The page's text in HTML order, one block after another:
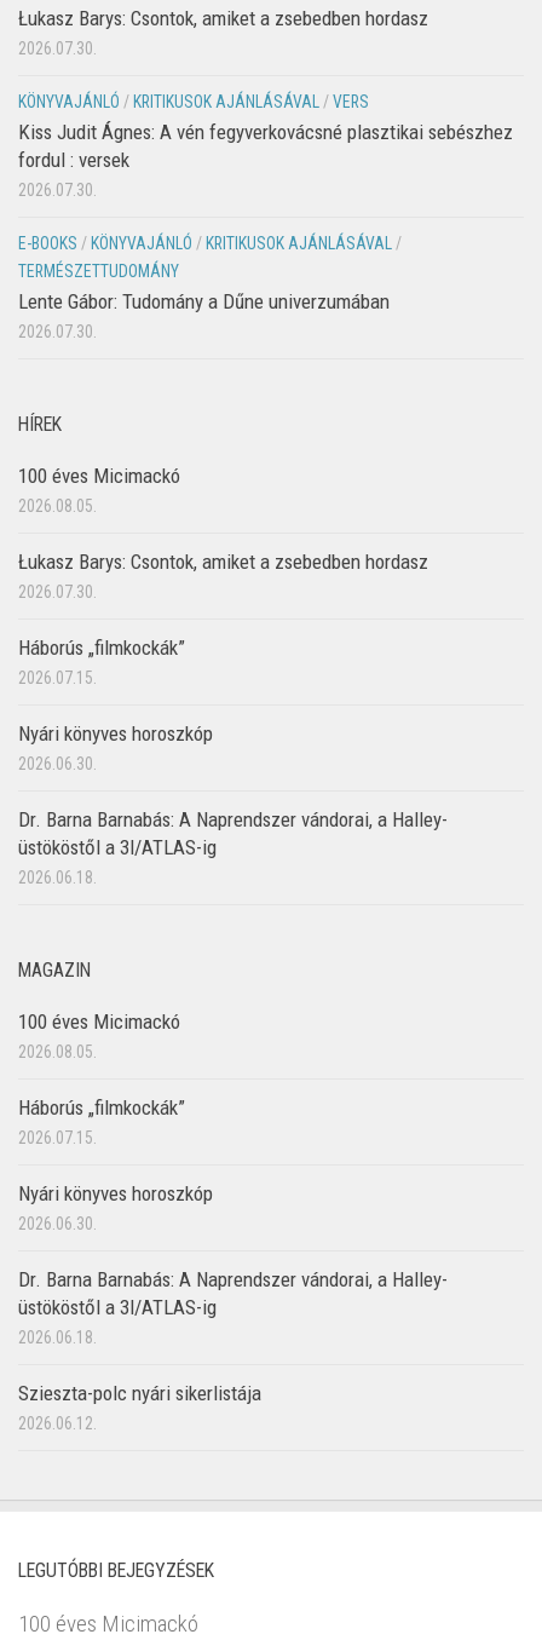
Łukasz Barys: Csontok, amiket a zsebedben hordasz
2026.07.30.
KÖNYVAJÁNLÓ / KRITIKUSOK AJÁNLÁSÁVAL/VERS
Kiss Judit Ágnes: A vén fegyverkovácsné plasztikai sebészhez
fordul : versek
2026.07.30.
E-BOOKS / KÖNYVAJÁNLÓ / KRITIKUSOK AJÁNLÁSÁVAL/
TERMÉSZETTUDOMÁNY
Lente Gábor: Tudomány a Dűne univerzumában
2026.07.30.
HÍREK
100 éves Micimackó
2026.08.05.
Łukasz Barys: Csontok, amiket a zsebedben hordasz
2026.07.30.
Háborús „filmkockák”
2026.07.15.
Nyári könyves horoszkóp
2026.06.30.
Dr. Barna Barnabás: A Naprendszer vándorai, a Halley-
üstököstől a 3I/ATLAS-ig
2026.06.18.
MAGAZIN
100 éves Micimackó
2026.08.05.
Háborús „filmkockák”
2026.07.15.
Nyári könyves horoszkóp
2026.06.30.
Dr. Barna Barnabás: A Naprendszer vándorai, a Halley-
üstököstől a 3I/ATLAS-ig
2026.06.18.
Szieszta-polc nyári sikerlistája
2026.06.12.
LEGUTÓBBI BEJEGYZÉSEK
100 éves Micimackó